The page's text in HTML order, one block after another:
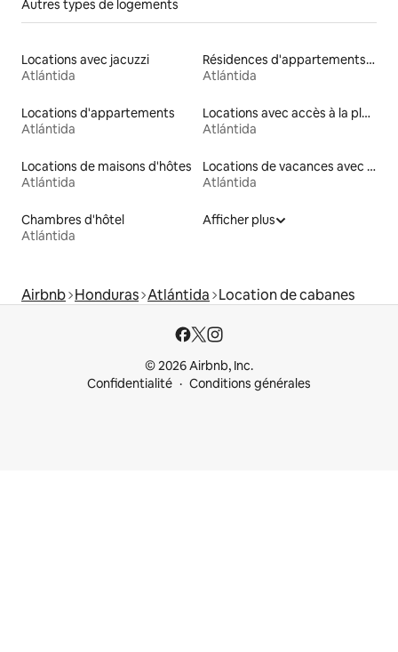
Autres types de logements
Locations avec jacuzzi
Atlántida
Résidences d'appartements en location
Atlántida
Locations d'appartements
Atlántida
Locations avec accès à la plage
Atlántida
Locations de maisons d'hôtes
Atlántida
Locations de vacances avec piscine
Atlántida
Chambres d'hôtel
Atlántida
Afficher plus
Airbnb Honduras Atlántida Location de cabanes
© 2026 Airbnb, Inc.
Confidentialité
Conditions générales